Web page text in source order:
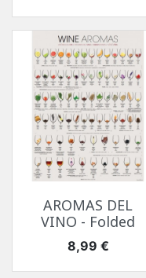
AROMAS DEL
VINO - Folded
Precio
8,99 €